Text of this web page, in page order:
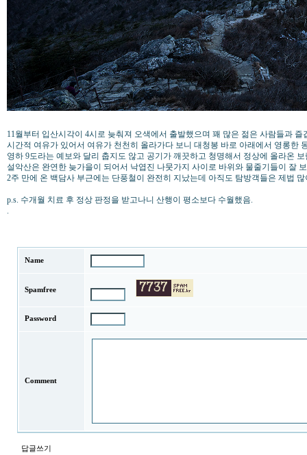
11월부터 입산시각이 4시로 늦춰져 오색에서 출발했으며 꽤 많은 젊은 사람들과 즐
시간적 여유가 있어서 여유가 천천히 올라가다 보니 대청봉 바로 아래에서 영롱한
영하 9도라는 예보와 달리 춥지도 않고 공기가 깨끗하고 청명해서 정상에 올라온
설악산은 완연한 늦가을이 되어서 낙엽진 나뭇가지 사이로 바위와 물줄기들이 잘
2주 만에 온 백담사 부근에는 단풍철이 완전히 지났는데 아직도 탐방객들은 제법
p.s. 수개월 치료 후 정상 판정을 받고나니 산행이 평소보다 수월했음.
.
Name
Spamfree
Password
Comment
답글쓰기